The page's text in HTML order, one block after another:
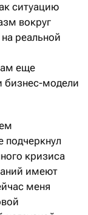
ситуацию
вокруг
реальной
еще
бизнес-модели
подчеркнул
кризиса
имеют
меня